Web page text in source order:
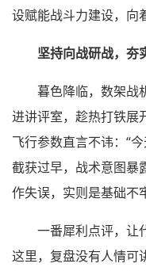
设赋能战斗力建设，向
坚持向战研战，夯
暮色降临，数架战
进讲评室，趁热打铁展
飞行参数直言不讳：“
截获过早，战术意图暴
作失误，实则是基础不
一番犀利点评，让
这里，复盘没有人情可